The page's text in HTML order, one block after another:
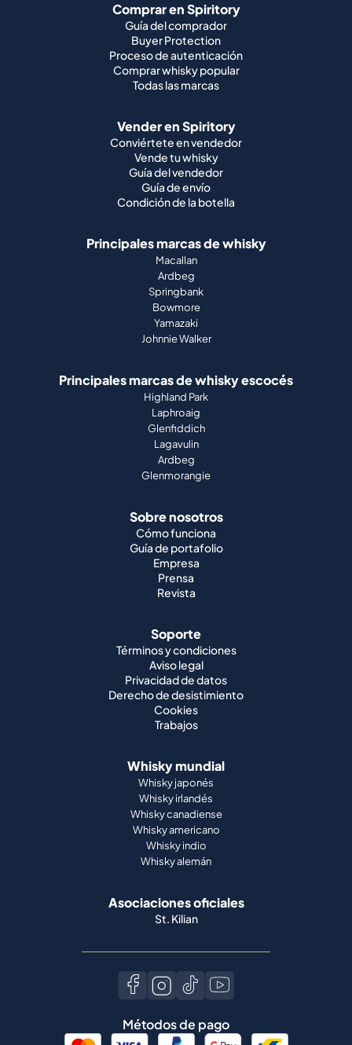
Comprar en Spiritory
Guía del comprador
Buyer Protection
Proceso de autenticación
Comprar whisky popular
Todas las marcas
Vender en Spiritory
Conviértete en vendedor
Vende tu whisky
Guía del vendedor
Guía de envío
Condición de la botella
Principales marcas de whisky
Macallan
Ardbeg
Springbank
Bowmore
Yamazaki
Johnnie Walker
Principales marcas de whisky escocés
Highland Park
Laphroaig
Glenfiddich
Lagavulin
Ardbeg
Glenmorangie
Sobre nosotros
Cómo funciona
Guía de portafolio
Empresa
Prensa
Revista
Soporte
Términos y condiciones
Aviso legal
Privacidad de datos
Derecho de desistimiento
Cookies
Trabajos
Whisky mundial
Whisky japonés
Whisky irlandés
Whisky canadiense
Whisky americano
Whisky indio
Whisky alemán
Asociaciones oficiales
St. Kilian
Métodos de pago